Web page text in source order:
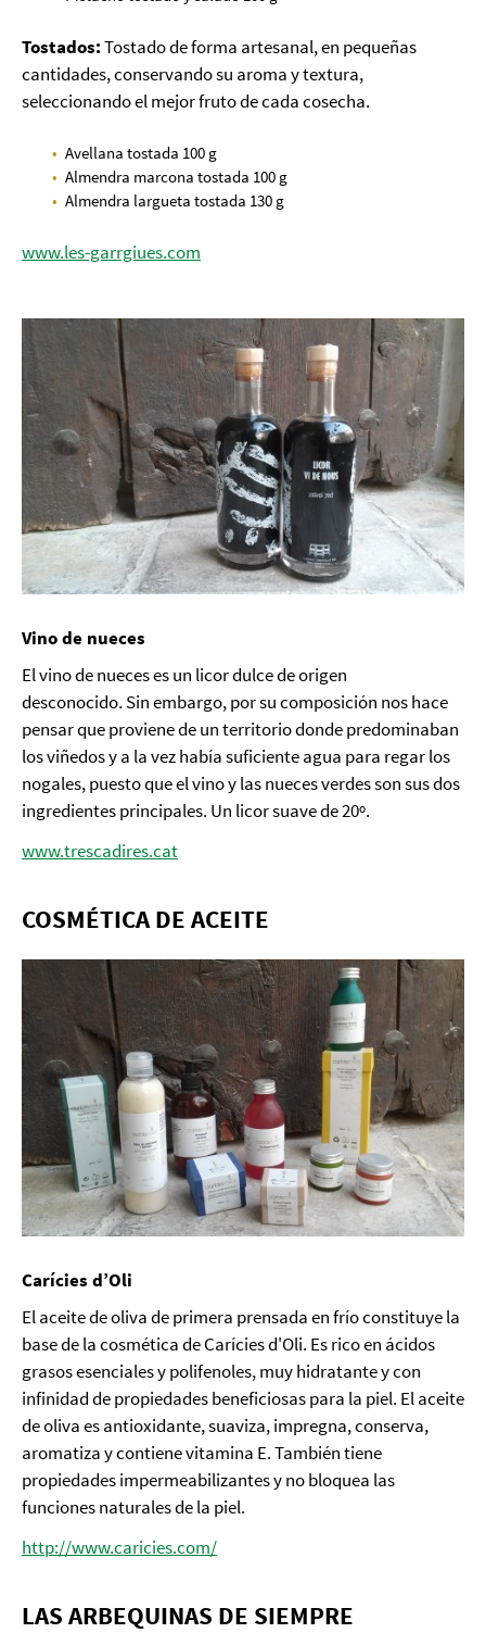
Tostados:Tostado de forma artesanal, en pequeñas
cantidades, conservando su aroma y textura,
seleccionando el mejor fruto de cada cosecha.
Avellana tostada 100 g
Almendra marcona tostada 100 g
Almendra largueta tostada 130 g
www.les-garrgiues.com
Vino de nueces
El vino de nueces es un licor dulce de origen
desconocido. Sin embargo, por su composición nos hace
pensar que proviene de un territorio donde predominaban
los viñedos y a la vez había suficiente agua para regar los
nogales, puesto que el vino y las nueces verdes son sus dos
ingredientes principales. Un licor suave de 20º.
www.trescadires.cat
COSMÉTICA DE ACEITE
Carícies d’Oli
El aceite de oliva de primera prensada en frío constituye la
base de la cosmética de Carícies d'Oli. Es rico en ácidos
grasos esenciales y polifenoles, muy hidratante y con
infinidad de propiedades beneficiosas para la piel. El aceite
de oliva es antioxidante, suaviza, impregna, conserva,
aromatiza y contiene vitamina E. También tiene
propiedades impermeabilizantes y no bloquea las
funciones naturales de la piel.
http://www.caricies.com/
LAS ARBEQUINAS DE SIEMPRE